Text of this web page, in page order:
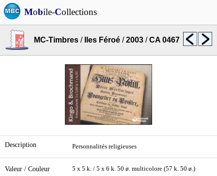
Mobile-Collections
MC-Timbres / Iles Féroé /2003 /CA 0467
Description Personnalités religieuses
Valeur / Couleur 5 x 5 k. / 5 x 6 k. 50 ø. multicolore (57 k. 50 ø.)